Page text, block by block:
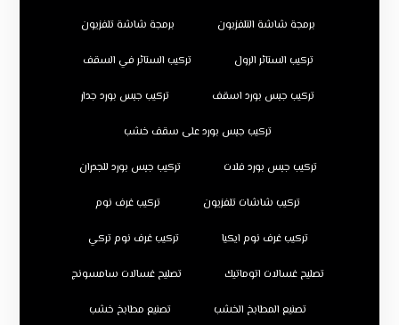
برمجة شاشة التلفزيون برمجة شاشة تلفزيون
تركيب الستائر الرول تركيب الستائر في السقف
تركيب جبس بورد اسقف تركيب جبس بورد جدار
تركيب جبس بورد على سقف خشب
تركيب جبس بورد فلات تركيب جبس بورد للجدران
تركيب شاشات تلفزيون تركيب غرف نوم
تركيب غرف نوم ايكيا تركيب غرف نوم تركي
تصليح غسالات اتوماتيك تصليح غسالات سامسونج
تصنيع المطابخ الخشب تصنيع مطابخ خشب